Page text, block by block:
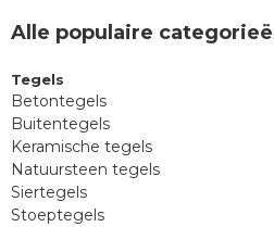
Alle populaire
Tegels
Betontegels
Buitentegels
Keramische tegels
Natuursteen tegels
Siertegels
Stoeptegels